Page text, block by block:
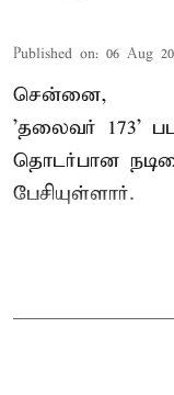
Published on: 06 Aug
சென்னை,
'தலைவர் 173'
தொடர்பான
பேசியுள்ளார்.